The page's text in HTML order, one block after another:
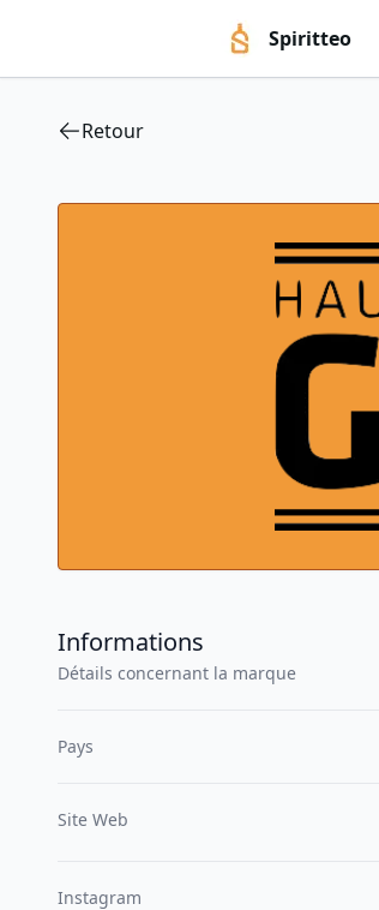
Spiritteo
Retour
Informations
Détails concernant la marque
Pays
Site Web
Instagram